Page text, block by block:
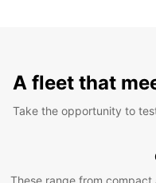
A fleet that
Take the opportunity to
These range from